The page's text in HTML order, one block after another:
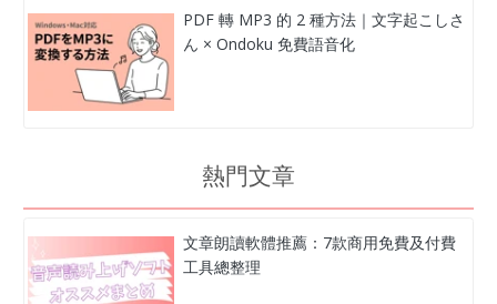
PDF 轉 MP3 的 2 種方法｜文字起こしさ
ん × Ondoku 免費語音化
熱門文章
文章朗讀軟體推薦：7款商用免費及付費
工具總整理